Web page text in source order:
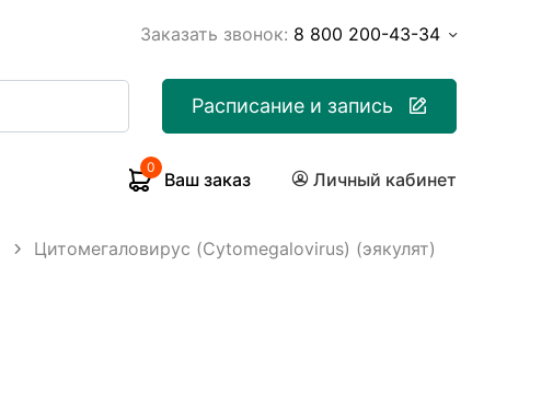
Заказать звонок: 8 800 200-43-34
Расписание и запись
0
Ваш заказ Личный кабинет
Цитомегаловирус (Cytomegalovirus) (эякулят)